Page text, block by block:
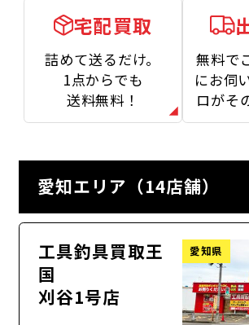
宅配買取
詰めて送るだけ。
1点からでも
送料無料！
無料で
にお伺い
ロがそ
愛知エリア（14店舗）
工具釣具買取王
国
刈谷1号店
愛知県